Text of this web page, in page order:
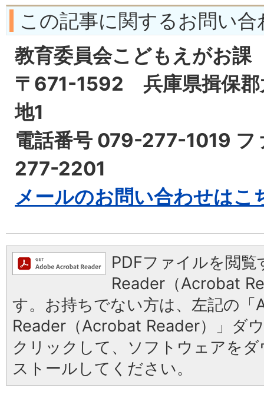
この記事に関するお問い合
教育委員会こどもえがお課
〒671-1592 兵庫県揖保郡
地1
電話番号 079-277-1019
277-2201
メールのお問い合わせはこ
PDFファイルを閲
Reader（Acrobat
す。お持ちでない方は、左記の「
Reader（Acrobat Reader）」ダ
クリックして、ソフトウェアを
ストールしてください。